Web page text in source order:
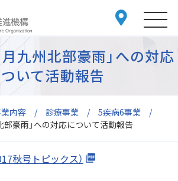
内容 診療事業
5疾病6事業
部豪雨」への対応について活動報告
九州北部豪雨」への対応
いて活動報告
秋号トピックス）